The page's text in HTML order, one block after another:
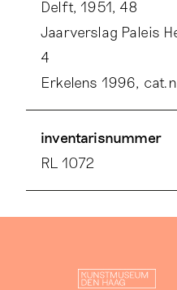
nauwe relatie tussen
Delft, 1951, 48
Jaarverslag Paleis
4
Erkelens 1996,
inventarisnummer
RL 1072